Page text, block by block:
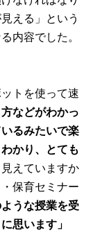
える」という
内容でした。
トを使って速
方などがわかっ
るみたいで楽
かり、とても
見えていますか
保育セミナー
ような授業を受
思います」